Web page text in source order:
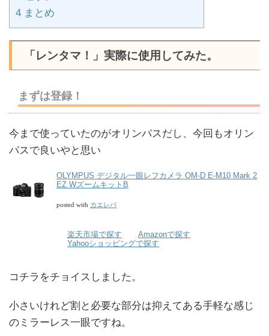
4 まとめ
「レンタマ！」実際に使用してみた。
まずは登録！
今まで使っていたのがオリンパスだし、今回もオリン
パスで良いやと思い
OLYMPUS デジタル一眼レフカメラ OM-D E-M10 Mark 2
EZ WズームキットB
posted with カエレバ
楽天市場で探す
Amazonで探す
Yahooショッピングで探す
コチラをチョイスしました。
小さいけれど割と必要な部分は抑えてある手軽な感じ
のミラーレス一眼ですね。